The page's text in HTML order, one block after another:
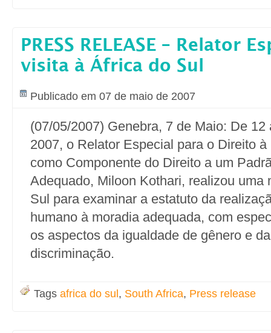
PRESS RELEASE – Relator
visita à África do Sul
Publicado em 07 de maio de 2007
(07/05/2007) Genebra, 7 de Maio: De 12
2007, o Relator Especial para o Direito
como Componente do Direito a um
Adequado, Miloon Kothari, realizou uma
Sul para examinar a estatuto da
humano à moradia adequada, com
os aspectos da igualdade de gênero e
discriminação.
Tags africa do sul , South Africa, Press release